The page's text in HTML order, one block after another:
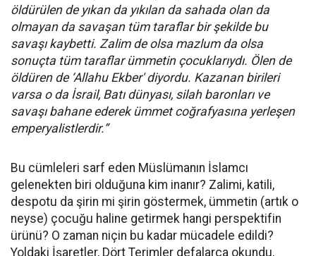
öldürülen de yıkan da yıkılan da sahada olan da
olmayan da savaşan tüm taraflar bir şekilde bu
savaşı kaybetti. Zalim de olsa mazlum da olsa
sonuçta tüm taraflar ümmetin çocuklarıydı. Ölen de
öldüren de ‘Allahu Ekber' diyordu. Kazanan birileri
varsa o da İsrail, Batı dünyası, silah baronları ve
savaşı bahane ederek ümmet coğrafyasına yerleşen
emperyalistlerdir.”
Bu cümleleri sarf eden Müslümanın İslamcı
gelenekten biri olduğuna kim inanır? Zalimi, katili,
despotu da şirin mi şirin göstermek, ümmetin (artık o
neyse) çocuğu haline getirmek hangi perspektifin
ürünü? O zaman niçin bu kadar mücadele edildi?
Yoldaki İşaretler, Dört Terimler defalarca okundu,